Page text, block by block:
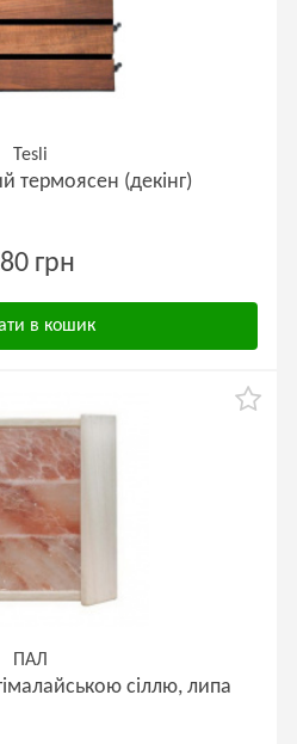
Tesli
термоясен (декінг)
грн
в кошик
ПАЛ
сіллю, липа